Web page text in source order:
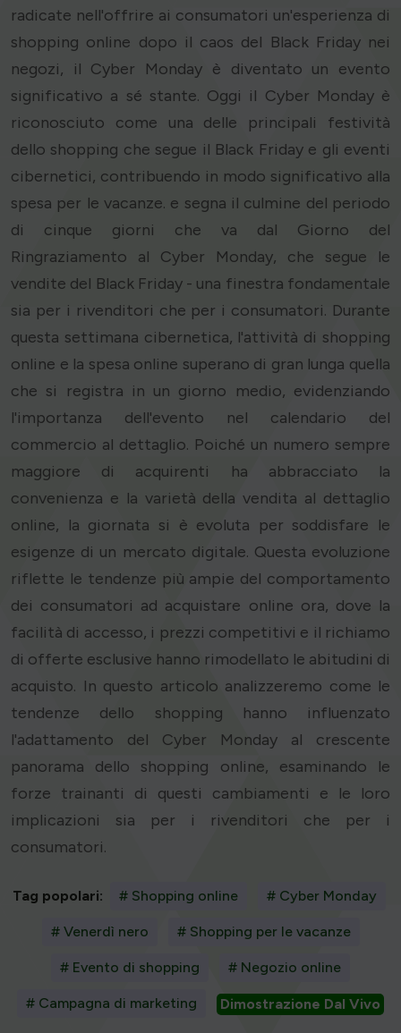
radicate nell'offrire ai consumatori un'esperienza di
shopping online dopo il caos del Black Friday nei
negozi, il Cyber Monday è diventato un evento
significativo a sé stante. Oggi il Cyber Monday è
riconosciuto come una delle principali festività
dello shopping che segue il Black Friday e gli eventi
cibernetici, contribuendo in modo significativo alla
spesa per le vacanze. e segna il culmine del periodo
di cinque giorni che va dal Giorno del
Ringraziamento al Cyber Monday, che segue le
vendite del Black Friday - una finestra fondamentale
sia per i rivenditori che per i consumatori. Durante
questa settimana cibernetica, l'attività di shopping
online e la spesa online superano di gran lunga quella
che si registra in un giorno medio, evidenziando
l'importanza dell'evento nel calendario del
commercio al dettaglio. Poiché un numero sempre
maggiore di acquirenti ha abbracciato la
convenienza e la varietà della vendita al dettaglio
online, la giornata si è evoluta per soddisfare le
esigenze di un mercato digitale. Questa evoluzione
riflette le tendenze più ampie del comportamento
dei consumatori ad acquistare online ora, dove la
facilità di accesso, i prezzi competitivi e il richiamo
di offerte esclusive hanno rimodellato le abitudini di
acquisto. In questo articolo analizzeremo come le
tendenze dello shopping hanno influenzato
l'adattamento del Cyber Monday al crescente
panorama dello shopping online, esaminando le
forze trainanti di questi cambiamenti e le loro
implicazioni sia per i rivenditori che per i
consumatori.
Tag popolari: # Shopping online # Cyber Monday
# Venerdì nero # Shopping per le vacanze
# Evento di shopping # Negozio online
# Campagna di marketing Dimostrazione Dal Vivo